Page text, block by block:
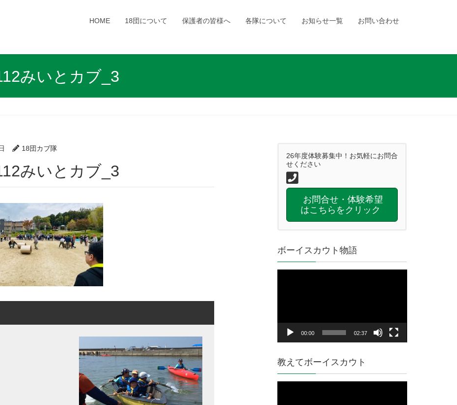
HOME 18団について 保護者の皆様へ 各隊について お知らせ一覧 お問い合わせ
みいとカブ_3
18団カブ隊
みいとカブ_3
26年度体験募集中！お気軽にお問合
せください
お問合せ・体験希望
はこちらをクリック
ボーイスカウト物語
00:00 02:37
教えてボーイスカウト